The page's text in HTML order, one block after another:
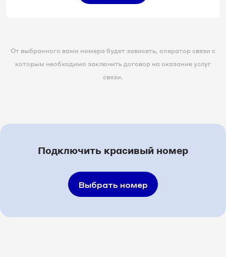
От выбранного вами номера будет зависеть, оператор связи с
которым необходимо заключить договор на оказание услуг
связи.
Подключить красивый номер
Выбрать номер